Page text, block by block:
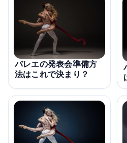
バレエの発表会準備方
法はこれで決まり？